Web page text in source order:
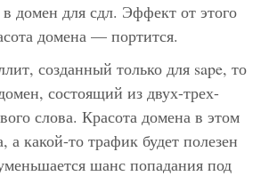
домен для сдл. Эффект от этого
домена — портится.
созданный только для sape, то
состоящий из двух-трех-
слова. Красота домена в этом
а какой-то трафик будет полезен
шанс попадания под